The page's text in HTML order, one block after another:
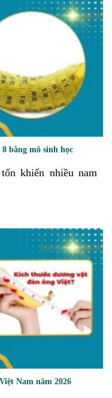
bằng mô sinh học
khiến nhiều nam
Nam năm 2026